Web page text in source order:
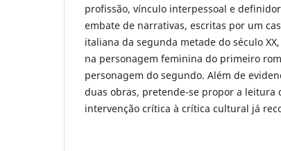
profissão, vínculo interpessoal e
embate de narrativas, escritas por um
italiana da segunda metade do século
na personagem feminina do primeiro
personagem do segundo. Além de
duas obras, pretende-se propor a leitura
intervenção crítica à crítica cultural já